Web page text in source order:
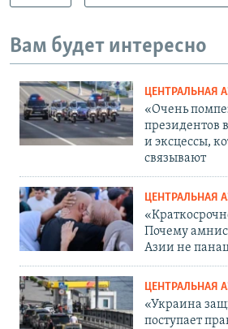
Вам будет интересно
ЦЕНТРАЛЬНАЯ
«Очень
президентов
и эксцессы,
связывают
ЦЕНТРАЛЬНАЯ
Почему
Азии не
ЦЕНТРАЛЬНАЯ
«Украина
поступает